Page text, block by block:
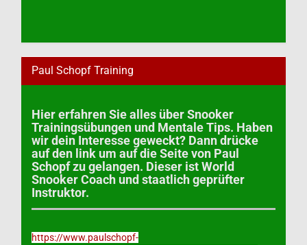
Paul Schopf Training
Hier erfahren Sie alles über Snooker
Trainingsübungen und Mentale Tips. Haben
wir dein Interesse geweckt? Dann drücke
auf den link um auf die Seite von Paul
Schopf zu gelangen. Dieser ist World
Snooker Coach und staatlich geprüfter
Instruktor.
https://www.paulschopf-